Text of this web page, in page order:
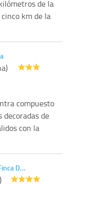
de la
km de la
compuesto
decoradas de
con la
D…